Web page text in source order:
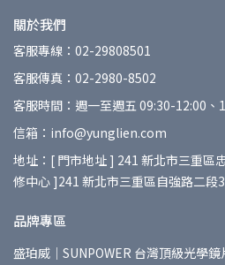
關於我們
客服專線：02-29808501
客服傳真：02-2980-8502
客服時間：週一至週五 09:30-12:00、
信箱：info@yunglien.com
地址：[ 門市地址 ] 241 新北市三重
修中心 ]241 新北市三重區自強路二段
品牌專區
盛珀威｜SUNPOWER 台灣頂級光學鏡